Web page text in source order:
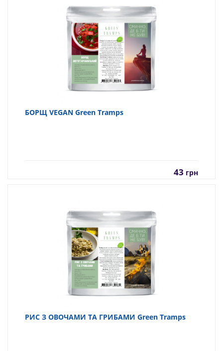
БОРЩ VEGAN Green Tramps
43 грн
РИС З ОВОЧАМИ ТА ГРИБАМИ Green Tramps